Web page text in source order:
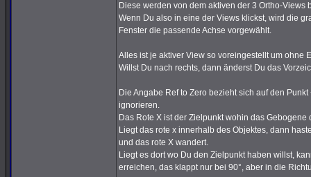
Diese werden von dem aktiven der 3 Ortho-
Wenn Du also in eine der Views klickst, wird die
Fenster die passende Achse vorgewählt.
Alles ist je aktiver View so voreingestellt um ohne
Willst Du nach rechts, dann änderst Du das
Die Angabe Ref to Zero bezieht sich auf den
ignorieren.
Das Rote X ist der Zielpunkt wohin das Gebogene
Liegt das rote x innerhalb des Objektes, dann
und das rote X wandert.
Liegt es dort wo Du den Zielpunkt haben willst,
erreichen, das klappt nur bei 90°, aber in die